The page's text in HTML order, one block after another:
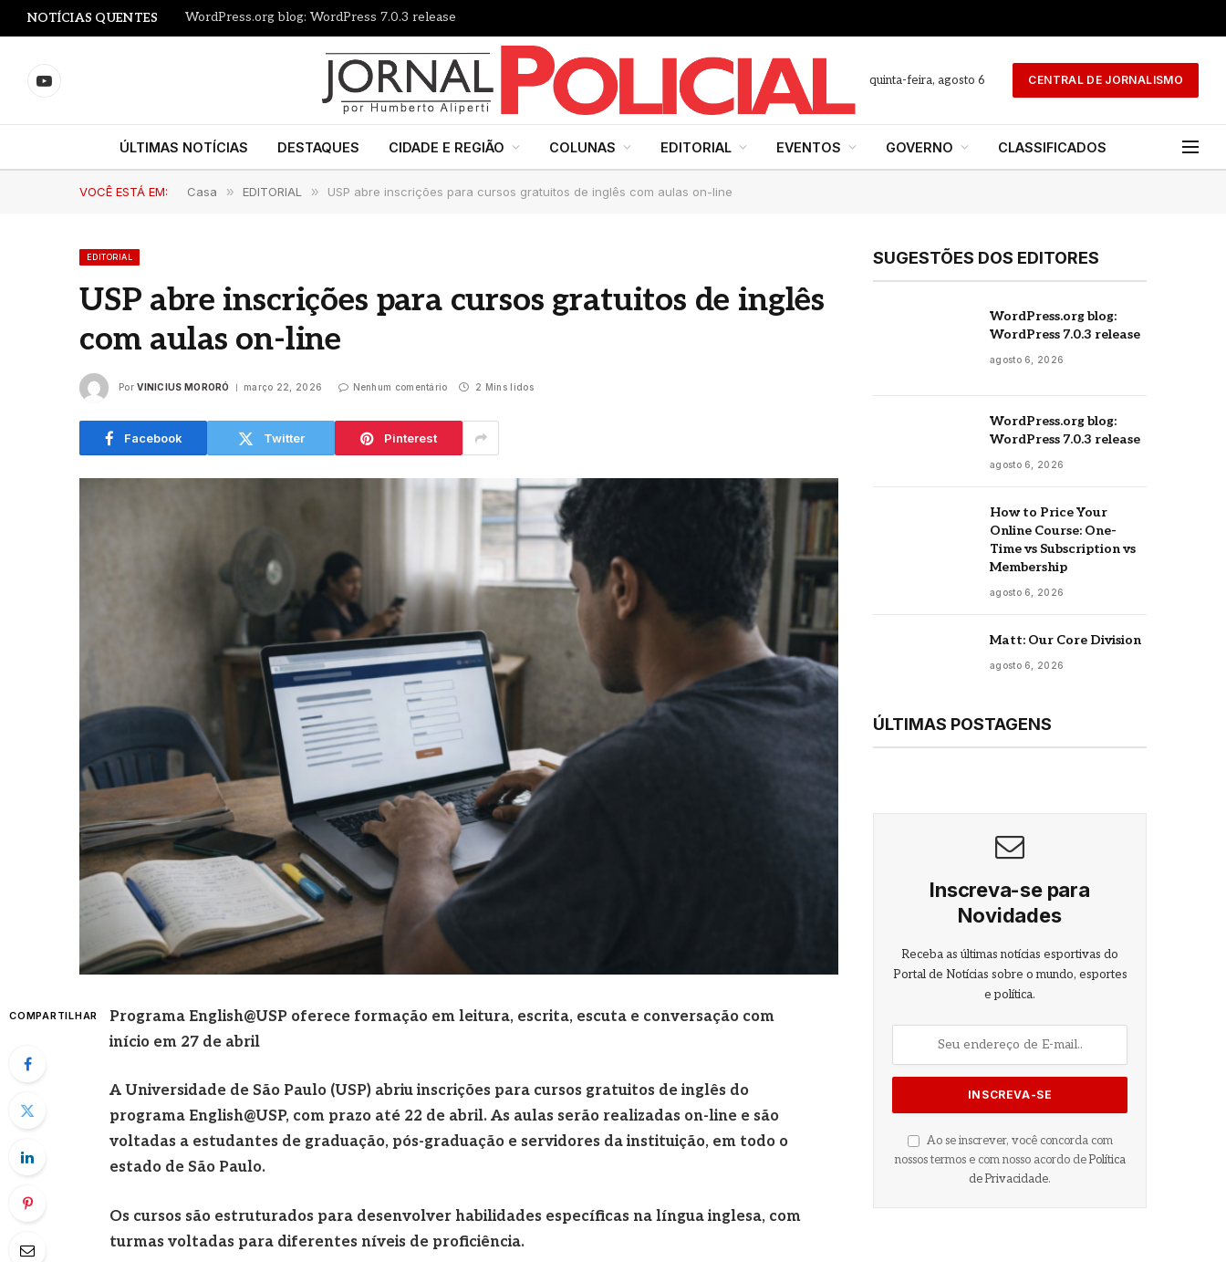
NOTÍCIAS QUENTES WordPress.org blog: WordPress 7.0.3 release
YouTube
quinta-feira, agosto 6 CENTRAL DE JORNALISMO
ÚLTIMAS NOTÍCIAS DESTAQUES CIDADE E REGIÃO COLUNAS EDITORIAL EVENTOS GOVERNO CLASSIFICADOS
VOCÊ ESTÁ EM: Casa » EDITORIAL » USP abre inscrições para cursos gratuitos de inglês com aulas on-line
EDITORIAL
USP abre inscrições para cursos gratuitos de inglês
com aulas on-line
Por VINICIUS MORORÓ março 22, 2026 Nenhum comentário 2 Mins lidos
Facebook Twitter Pinterest
COMPARTILHAR
Programa English@USP oferece formação em leitura, escrita, escuta e conversação com
início em 27 de abril
A Universidade de São Paulo (USP) abriu inscrições para cursos gratuitos de inglês do
programa English@USP, com prazo até 22 de abril. As aulas serão realizadas on-line e são
voltadas a estudantes de graduação, pós-graduação e servidores da instituição, em todo o
estado de São Paulo.
Os cursos são estruturados para desenvolver habilidades específicas na língua inglesa, com
turmas voltadas para diferentes níveis de proficiência.
SUGESTÕES DOS EDITORES
WordPress.org blog:
WordPress 7.0.3 release
agosto 6, 2026
WordPress.org blog:
WordPress 7.0.3 release
agosto 6, 2026
How to Price Your
Online Course: One-
Time vs Subscription vs
Membership
agosto 6, 2026
Matt: Our Core Division
agosto 6, 2026
ÚLTIMAS POSTAGENS
Inscreva-se para
Novidades
Receba as últimas notícias esportivas do
Portal de Notícias sobre o mundo, esportes
e política.
Ao se inscrever, você concorda com
nossos termos e com nosso acordo de Política
de Privacidade.